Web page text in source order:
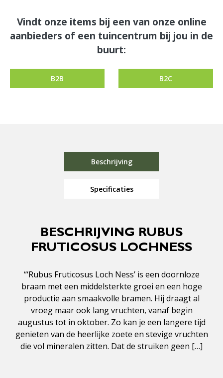
Vindt onze items bij een van onze online
aanbieders of een tuincentrum bij jou in de
buurt:
B2B B2C
Beschrijving
Specificaties
BESCHRIJVING RUBUS
FRUTICOSUS LOCHNESS
“‘Rubus Fruticosus Loch Ness’ is een doornloze
braam met een middelsterkte groei en een hoge
productie aan smaakvolle bramen. Hij draagt al
vroeg maar ook lang vruchten, vanaf begin
augustus tot in oktober. Zo kan je een langere tijd
genieten van de heerlijke zoete en stevige vruchten
die vol mineralen zitten. Dat de struiken geen […]